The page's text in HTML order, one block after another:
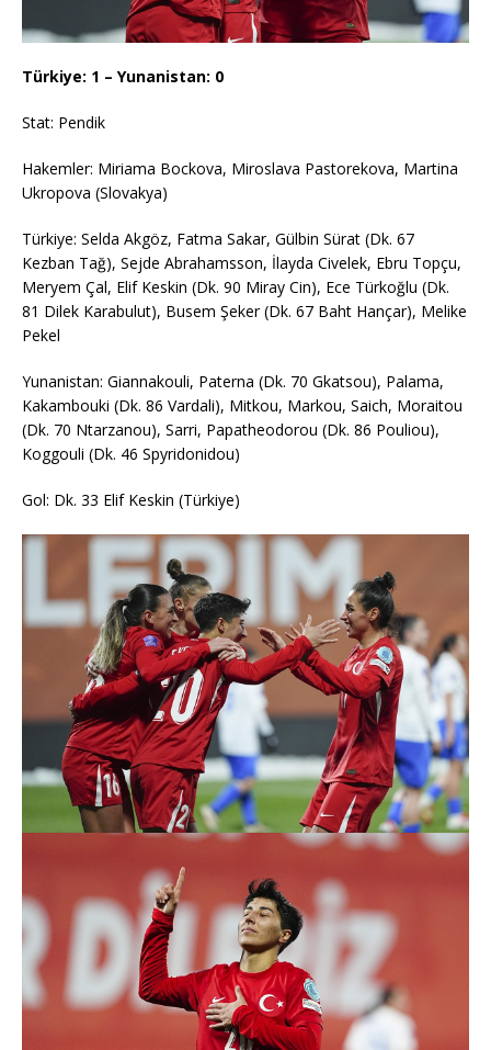
Türkiye: 1 – Yunanistan: 0
Stat: Pendik
Hakemler: Miriama Bockova, Miroslava Pastorekova, Martina
Ukropova (Slovakya)
Türkiye: Selda Akgöz, Fatma Sakar, Gülbin Sürat (Dk. 67
Kezban Tağ), Sejde Abrahamsson, İlayda Civelek, Ebru Topçu,
Meryem Çal, Elif Keskin (Dk. 90 Miray Cin), Ece Türkoğlu (Dk.
81 Dilek Karabulut), Busem Şeker (Dk. 67 Baht Hançar), Melike
Pekel
Yunanistan: Giannakouli, Paterna (Dk. 70 Gkatsou), Palama,
Kakambouki (Dk. 86 Vardali), Mitkou, Markou, Saich, Moraitou
(Dk. 70 Ntarzanou), Sarri, Papatheodorou (Dk. 86 Pouliou),
Koggouli (Dk. 46 Spyridonidou)
Gol: Dk. 33 Elif Keskin (Türkiye)